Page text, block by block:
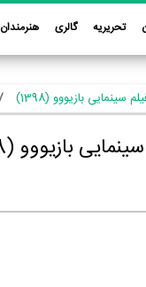
تحریریه گالری هنرمندان
سینمایی بازیووو (1398)
بازیووو (1398)